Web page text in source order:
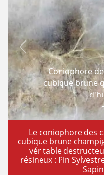
Coniophore
cubique brune
Previous
Le coniophore des
cubique brune
véritable
résineux : Pin